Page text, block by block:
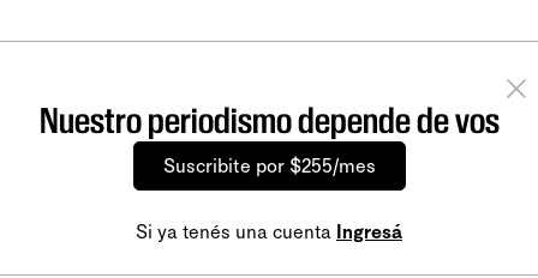
Nuestro periodismo depende de vos
Suscribite por $255/mes
Si ya tenés una cuenta Ingresá